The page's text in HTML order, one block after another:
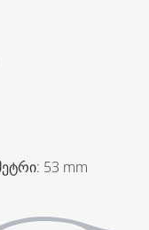
: 53 mm